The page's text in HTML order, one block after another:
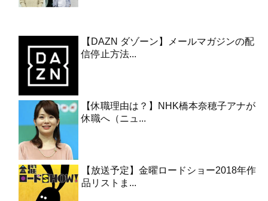
【DAZN ダゾーン】メールマガジンの配
信停止方法...
【休職理由は？】NHK橋本奈穂子アナが
休職へ（ニュ...
【放送予定】金曜ロードショー2018年作
品リストま...